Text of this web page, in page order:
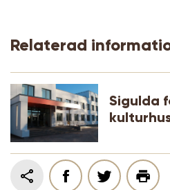
Relaterad
Sigulda